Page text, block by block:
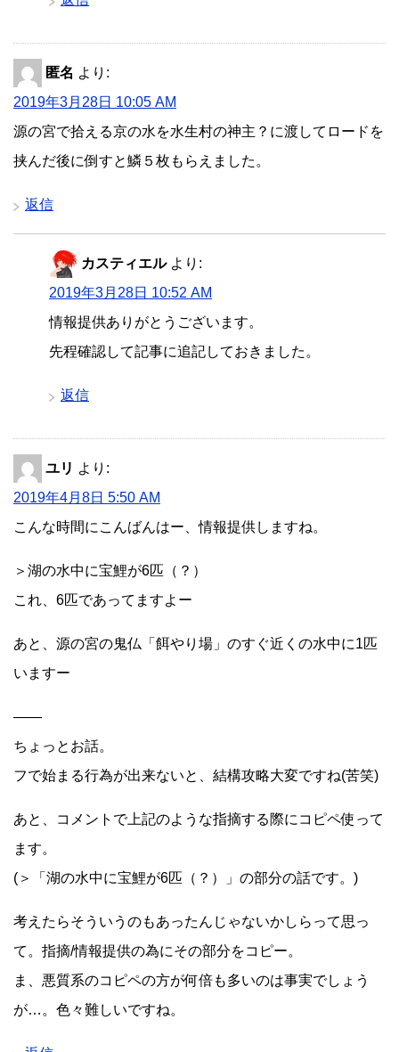
匿名 より:
2019年3月28日 10:05 AM
源の宮で拾える京の水を水生村の神主？に渡してロードを
挟んだ後に倒すと鱗５枚もらえました。
返信
カスティエル より:
2019年3月28日 10:52 AM
情報提供ありがとうございます。
先程確認して記事に追記しておきました。
返信
ユリ より:
2019年4月8日 5:50 AM
こんな時間にこんばんはー、情報提供しますね。
＞湖の水中に宝鯉が6匹（？）
これ、6匹であってますよー
あと、源の宮の鬼仏「餌やり場」のすぐ近くの水中に1匹
いますー
——
ちょっとお話。
フで始まる行為が出来ないと、結構攻略大変ですね(苦笑)
あと、コメントで上記のような指摘する際にコピペ使って
ます。
(＞「湖の水中に宝鯉が6匹（？）」の部分の話です。)
考えたらそういうのもあったんじゃないかしらって思っ
て。指摘/情報提供の為にその部分をコピー。
ま、悪質系のコピペの方が何倍も多いのは事実でしょう
が…。色々難しいですね。